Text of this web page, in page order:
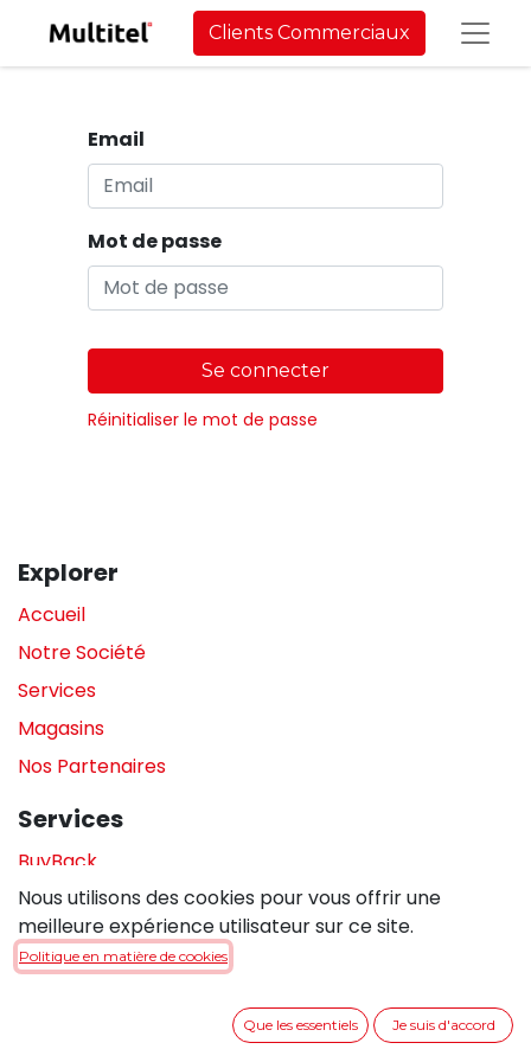
Clients Commerciaux
Email
Mot de passe
Se connecter
Réinitialiser le mot de passe
Explorer
Accueil
Notre Société
Services
Magasins
Nos Partenaires
Services
BuyBack
Assistance en magasin
Réparations
Politique de confidentialité
Nous utilisons des cookies pour vous offrir une
meilleure expérience utilisateur sur ce site.
Politique en matière de cookies
Que les essentiels Je suis d'accord